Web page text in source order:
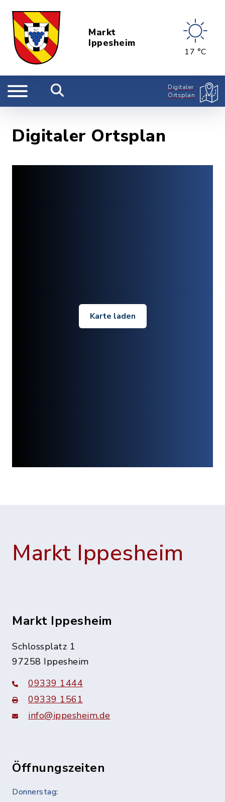
Markt
Ippesheim
17 °C
Digitaler
Ortsplan
Digitaler Ortsplan
Karte laden
Markt Ippesheim
Markt Ippesheim
Schlossplatz 1
97258 Ippesheim
09339 1444
09339 1561
info@ippesheim.de
Öffnungszeiten
Donnerstag: